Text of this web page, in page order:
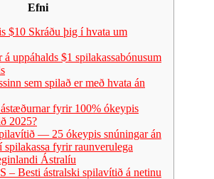
Efni
$10 Skráðu þig í hvata um
á uppáhalds $1 spilakassabónusum
sem spilað er með hvata án
fyrir 100% ókeypis
2025?
— 25 ókeypis snúningar án
spilakassa fyrir raunverulega
Ástralíu
– Besti ástralski spilavítið á netinu